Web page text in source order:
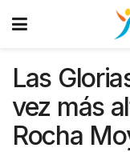
Las
vez más
Rocha